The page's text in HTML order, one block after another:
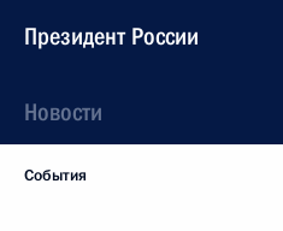
Президент России
Новости
События